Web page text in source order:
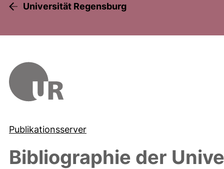
Universität Regensburg
Publikationsserver
Bibliographie der